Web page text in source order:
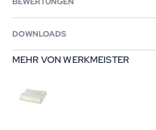
DOWNLOADS
MEHR VON WERKMEISTER